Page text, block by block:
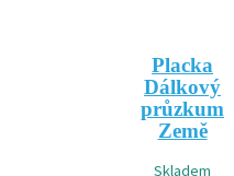
Placka
Dálkový
průzkum
Země
Skladem